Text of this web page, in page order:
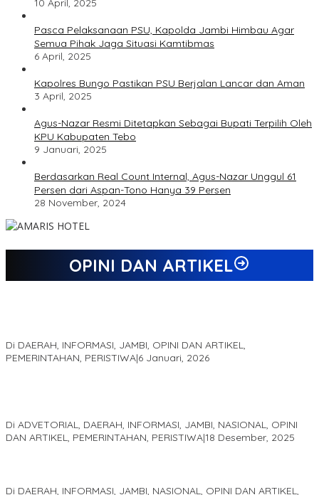
10 April, 2025
Pasca Pelaksanaan PSU, Kapolda Jambi Himbau Agar
Semua Pihak Jaga Situasi Kamtibmas
6 April, 2025
Kapolres Bungo Pastikan PSU Berjalan Lancar dan Aman
3 April, 2025
Agus-Nazar Resmi Ditetapkan Sebagai Bupati Terpilih Oleh
KPU Kabupaten Tebo
9 Januari, 2025
Berdasarkan Real Count Internal, Agus-Nazar Unggul 61
Persen dari Aspan-Tono Hanya 39 Persen
28 November, 2024
OPINI DAN ARTIKEL
Di DAERAH, INFORMASI, JAMBI, OPINI DAN ARTIKEL,
PEMERINTAHAN, PERISTIWA|6 Januari, 2026
Di ADVETORIAL, DAERAH, INFORMASI, JAMBI, NASIONAL, OPINI
DAN ARTIKEL, PEMERINTAHAN, PERISTIWA|18 Desember, 2025
Di DAERAH, INFORMASI, JAMBI, NASIONAL, OPINI DAN ARTIKEL,